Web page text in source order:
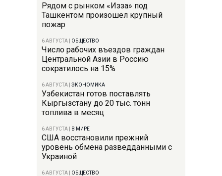
Рядом с рынком «Изза» под
Ташкентом произошел крупный
пожар
6 АВГУСТА ОБЩЕСТВО
Число рабочих въездов граждан
Центральной Азии в Россию
сократилось на 15%
6 АВГУСТА ЭКОНОМИКА
Узбекистан готов поставлять
Кыргызстану до 20 тыс. тонн
топлива в месяц
6 АВГУСТА В МИРЕ
США восстановили прежний
уровень обмена разведданными с
Украиной
6 АВГУСТА ОБЩЕСТВО